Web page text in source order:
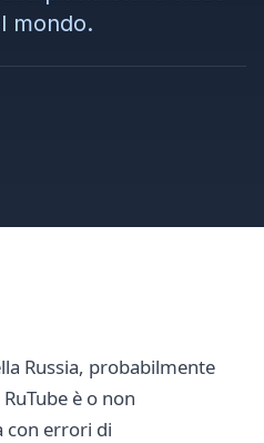
mondo.
Russia, probabilmente
è o non
con errori di